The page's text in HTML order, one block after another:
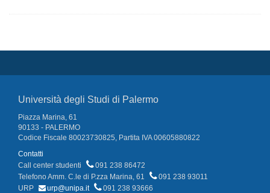
Università degli Studi di Palermo
Piazza Marina, 61
90133 - PALERMO
Codice Fiscale 80023730825, Partita IVA 00605880822
Contatti
Call center studenti
091 238 86472
Telefono Amm. C.le di P.zza Marina, 61
091 238 93011
URP
urp@unipa.it 091 238 93666